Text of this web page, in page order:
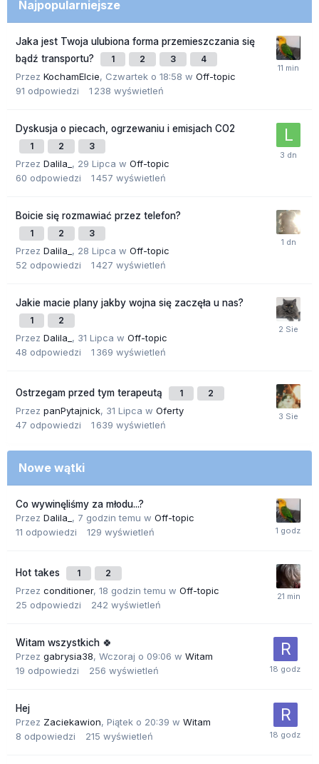
Najpopularniejsze
Jaka jest Twoja ulubiona forma przemieszczania się
bądź transportu?
1 2 3 4
Przez KochamElcie, Czwartek o 18:58 w Off-topic
91 odpowiedzi 1 238 wyświetleń
Dyskusja o piecach, ogrzewaniu i emisjach CO2
1 2 3
Przez Dalila_ , 29 Lipca w Off-topic
60 odpowiedzi 1 457 wyświetleń
Boicie się rozmawiać przez telefon?
1 2 3
Przez Dalila_ , 28 Lipca w Off-topic
52 odpowiedzi 1 427 wyświetleń
Jakie macie plany jakby wojna się zaczęła u nas?
1 2
Przez Dalila_ , 31 Lipca w Off-topic
48 odpowiedzi 1 369 wyświetleń
Ostrzegam przed tym terapeutą 1 2
Przez panPytajnick, 31 Lipca w Oferty
47 odpowiedzi 1 639 wyświetleń
Nowe wątki
Co wywinęliśmy za młodu...?
Przez Dalila_ , 7 godzin temu w Off-topic
11 odpowiedzi 129 wyświetleń
Hot takes 1 2
Przez conditioner, 18 godzin temu w Off-topic
25 odpowiedzi 242 wyświetleń
Witam wszystkich 🍀
Przez gabrysia38, Wczoraj o 09:06 w Witam
19 odpowiedzi 256 wyświetleń
Hej
Przez Zaciekawion, Piątek o 20:39 w Witam
8 odpowiedzi 215 wyświetleń